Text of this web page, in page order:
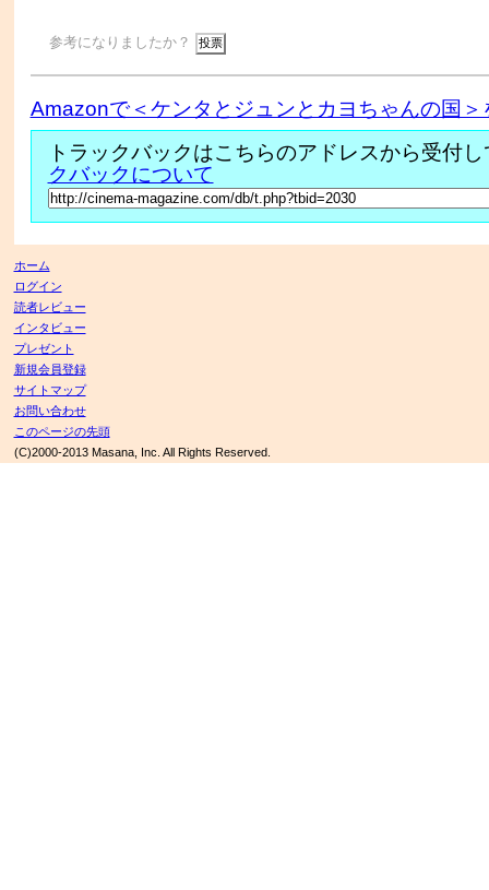
参考になりましたか？
Amazonで＜ケンタとジュンとカヨちゃんの国＞
トラックバックはこちらのアドレスから受付
クバックについて
ホーム
ログイン
読者レビュー
インタビュー
プレゼント
新規会員登録
サイトマップ
お問い合わせ
このページの先頭
(C)2000-2013 Masana, Inc. All Rights Reserved.